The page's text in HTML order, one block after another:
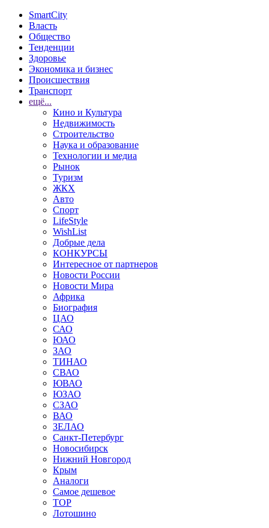
SmartCity
Власть
Общество
Тенденции
Здоровье
Экономика и бизнес
Происшествия
Транспорт
ещё...
Кино и Культура
Недвижимость
Строительство
Наука и образование
Технологии и медиа
Рынок
Туризм
ЖКХ
Авто
Спорт
LifeStyle
WishList
Добрые дела
КОНКУРСЫ
Интересное от партнеров
Новости России
Новости Мира
Африка
Биография
ЦАО
САО
ЮАО
ЗАО
ТИНАО
СВАО
ЮВАО
ЮЗАО
СЗАО
ВАО
ЗЕЛАО
Санкт-Петербург
Новосибирск
Нижний Новгород
Крым
Аналоги
Самое дешевое
TOP
Лотошино